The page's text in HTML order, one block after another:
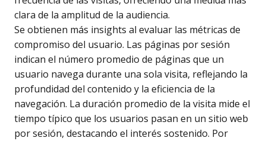
clara de la amplitud de la audiencia.
Se obtienen más insights al evaluar las métricas de
compromiso del usuario. Las páginas por sesión
indican el número promedio de páginas que un
usuario navega durante una sola visita, reflejando la
profundidad del contenido y la eficiencia de la
navegación. La duración promedio de la visita mide el
tiempo típico que los usuarios pasan en un sitio web
por sesión, destacando el interés sostenido. Por